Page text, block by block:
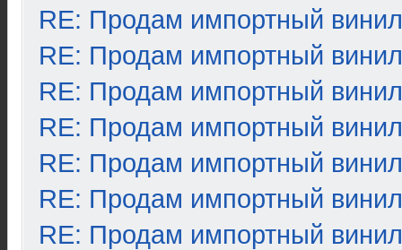
RE: Продам импортный винил
RE: Продам импортный винил
RE: Продам импортный винил
RE: Продам импортный винил
RE: Продам импортный винил
RE: Продам импортный винил
RE: Продам импортный винил